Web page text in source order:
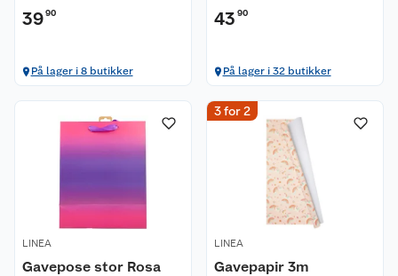
3990
På lager i 8 butikker
43 90
På lager i 32 butikker
LINEA
Gavepose stor Rosa
3 for 2
LINEA
Gavepapir 3m